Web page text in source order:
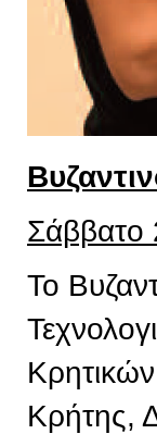
Σάββατο
Το
Κρήτης,